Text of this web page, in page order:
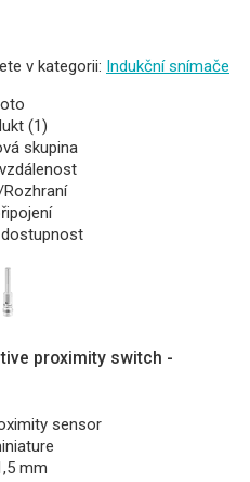
v kategorii: Indukční snímače
(1)
skupina
proximity switch -
sensor
mm